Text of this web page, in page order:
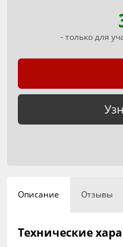
- только для
Описание Отзывы
Технические